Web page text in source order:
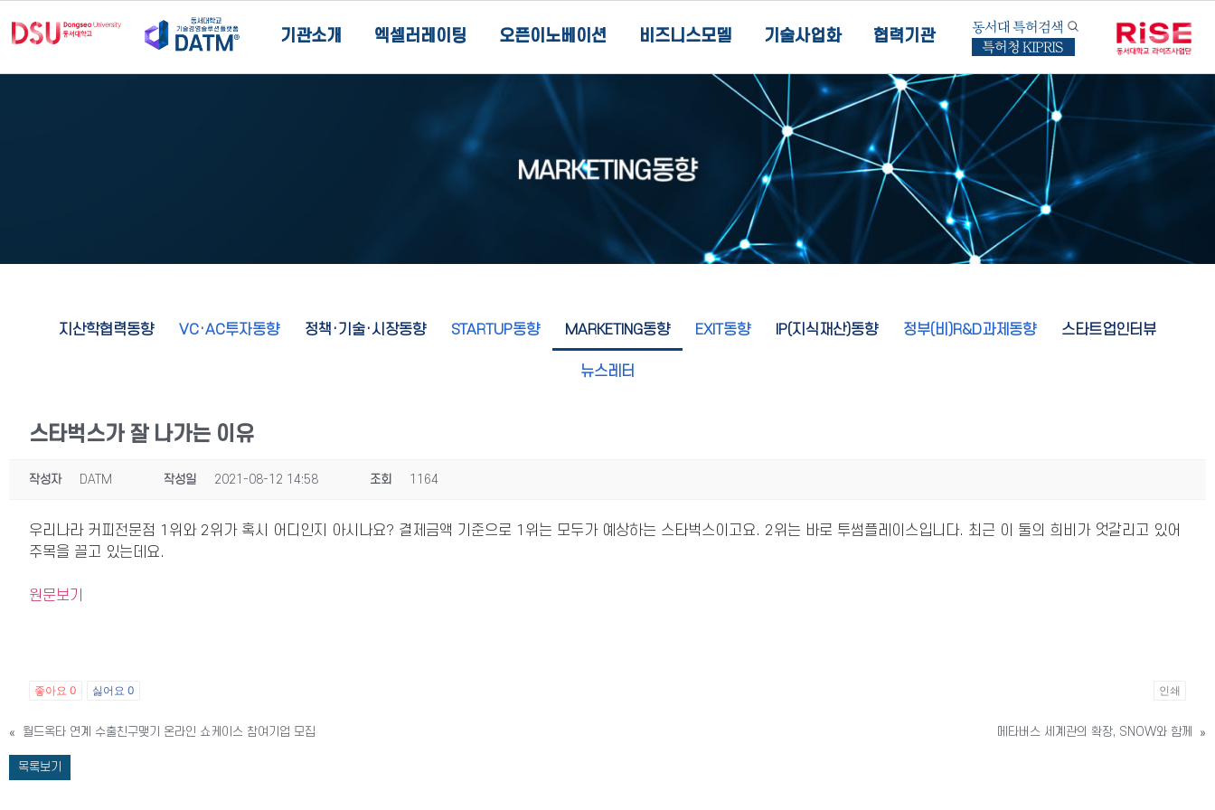
기관소개 엑셀러레이팅 오픈이노베이션 비즈니스모델 기술사업화 협력기관
동서대 특허검색
특허청 KIPRIS
지산학협력동향 VC·AC투자동향 정책·기술·시장동향 STARTUP동향 MARKETING동향 EXIT동향 IP(지식재산)동향 정부(비)R&D과제동향 스타트업인터뷰
뉴스레터
스타벅스가 잘 나가는 이유
작성자 DATM 작성일 2021-08-12 14:58 조회 1164
우리나라 커피전문점 1위와 2위가 혹시 어디인지 아시나요? 결제금액 기준으로 1위는 모두가 예상하는 스타벅스이고요. 2위는 바로 투썸플레이스입니다. 최근 이 둘의 희비가 엇갈리고 있어
주목을 끌고 있는데요.
원문보기
좋아요 0 싫어요 0 인쇄
« 월드옥타 연계 수출친구맺기 온라인 쇼케이스 참여기업 모집 메타버스 세계관의 확장, SNOW와 함께 »
목록보기